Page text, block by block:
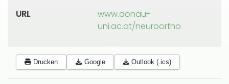
URL
www.donau-
uni.ac.at/neuroortho
Drucken Google Outlook (.ics)